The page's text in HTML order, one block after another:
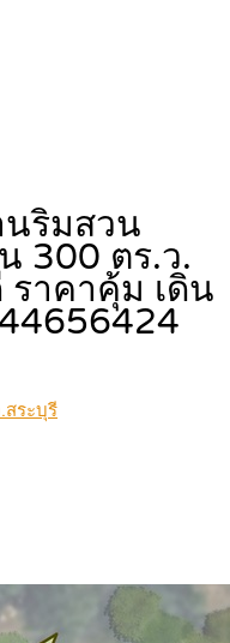
ริมสวน
300 ตร.ว.
ราคาคุ้ม เดิน
สระบุรี